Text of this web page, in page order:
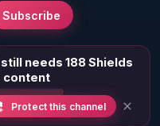
Subscribe
still needs 188 Shields
content
Protect this channel